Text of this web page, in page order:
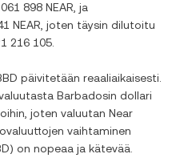
898 NEAR , ja
NEAR , joten täysin dilutoitu
216 105
päivitetään reaaliaikaisesti.
Barbadosin dollari
joten valuutan Near
vaihtaminen
) on nopeaa ja kätevää.